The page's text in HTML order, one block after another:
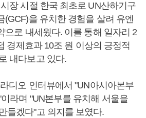
장 시절 한국 최초로 UN산하기구
(GCF)을 유치한 경험을 살려 유엔
으로 내세웠다. 이를 통해 일자리 2
경제효과 10조 원 이상의 긍정적
내다보고 있다.
디오 인터뷰에서 "UN아시아본부
라며 "UN본부를 유치해 서울을
들겠다"고 의지를 보였다.